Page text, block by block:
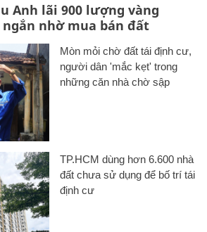
Anh lãi 900 lượng vàng
nhờ mua bán đất
Mòn mỏi chờ đất tái định cư,
người dân 'mắc kẹt' trong
những căn nhà chờ sập
TP.HCM dùng hơn 6.600 nhà
đất chưa sử dụng để bố trí tái
định cư